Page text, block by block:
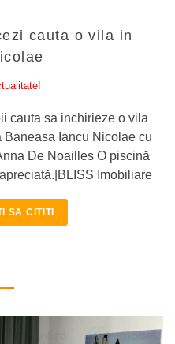
cauta o vila in
cauta sa inchirieze o vila
Iancu Nicolae cu
De Noailles O piscină
Imobiliare
SA CITITI